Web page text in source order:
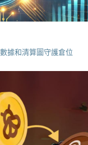
據和清算圖守護倉位